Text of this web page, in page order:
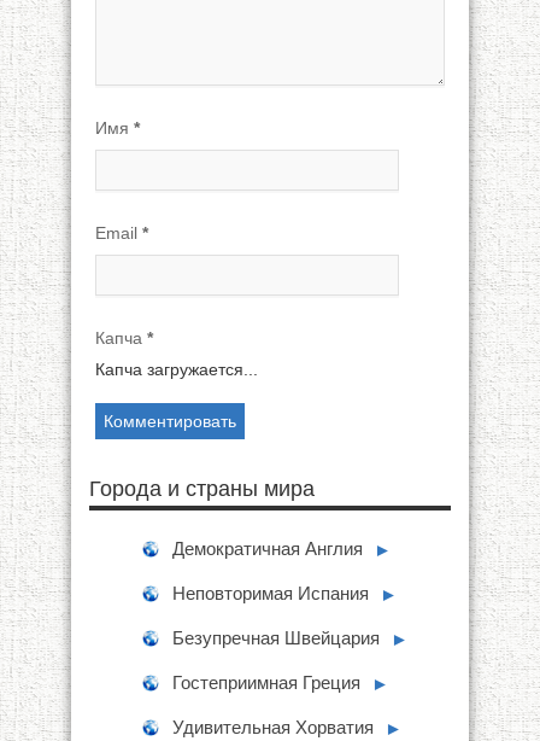
Имя *
Email *
Капча *
Капча загружается...
Города и страны мира
Демократичная Англия ►
Неповторимая Испания ►
Безупречная Швейцария ►
Гостеприимная Греция ►
Удивительная Хорватия ►